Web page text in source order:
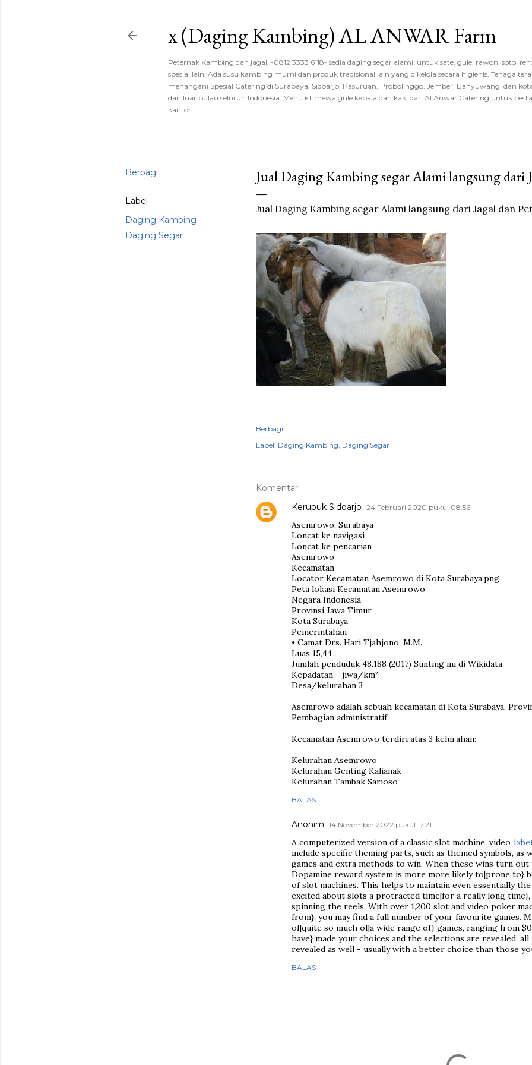
x (Daging Kambing) AL ANWAR Farm
Peternak Kambing dan jagal, -0812 3333 6118- sedia daging segar alami, untuk sate, gule, rawon, soto,
spesial lain. Ada susu kambing murni dan produk tradisional lain yang dikelola secara higienis. Tenaga
menangani Spesial Catering di Surabaya, Sidoarjo, Pasuruan, Probolinggo, Jember, Banyuwangi dan
dan luar pulau seluruh Indonesia. Menu istimewa gule kepala dan kaki dari Al Anwar Catering untuk
kantor.
Berbagi
Label
Daging Kambing
Daging Segar
Jual Daging Kambing segar Alami langsung dari
Jual Daging Kambing segar Alami langsung dari Jagal dan
Berbagi
Label: Daging Kambing Daging Segar
Komentar
Kerupuk Sidoarjo 24 Februari 2020 pukul 08.56
Asemrowo, Surabaya
Loncat ke navigasi
Loncat ke pencarian
Asemrowo
Kecamatan
Locator Kecamatan Asemrowo di Kota Surabaya.png
Peta lokasi Kecamatan Asemrowo
Negara Indonesia
Provinsi Jawa Timur
Kota Surabaya
Pemerintahan
• Camat Drs. Hari Tjahjono, M.M.
Luas 15,44
Jumlah penduduk 48.188 (2017) Sunting ini di Wikidata
Kepadatan - jiwa/km²
Desa/kelurahan 3
Asemrowo adalah sebuah kecamatan di Kota Surabaya,
Pembagian administratif
Kecamatan Asemrowo terdiri atas 3 kelurahan:
Kelurahan Asemrowo
Kelurahan Genting Kalianak
Kelurahan Tambak Sarioso
BALAS
Anonim 14 November 2022 pukul 17.21
A computerized version of a classic slot machine, video
include specific theming parts, such as themed symbols, as
games and extra methods to win. When these wins turn
Dopamine reward system is more more likely to|prone to}
of slot machines. This helps to maintain even essentially
excited about slots a protracted time|for a really long
spinning the reels. With over 1,200 slot and video poker
from}, you may find a full number of your favourite games.
of|quite so much of|a wide range of} games, ranging from
have} made your choices and the selections are revealed,
revealed as well - usually with a better choice than those
BALAS